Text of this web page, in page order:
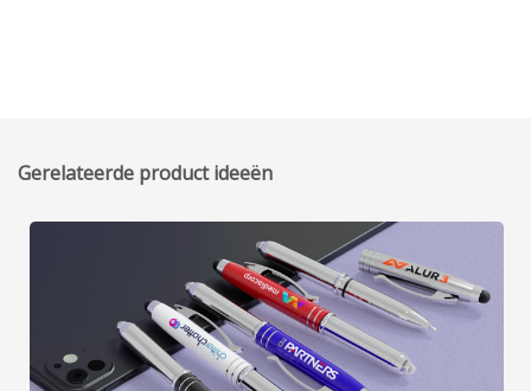
Gerelateerde product ideeën